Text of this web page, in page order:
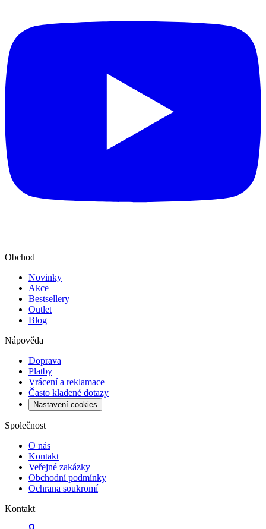
Obchod
Novinky
Akce
Bestsellery
Outlet
Blog
Nápověda
Doprava
Platby
Vrácení a reklamace
Často kladené dotazy
Nastavení cookies
Společnost
O nás
Kontakt
Veřejné zakázky
Obchodní podmínky
Ochrana soukromí
Kontakt